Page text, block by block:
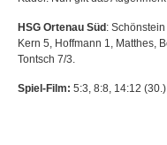
HSG Ortenau Süd :
Kern 5, Hoffmann 1, Matthes,
Tontsch 7/3.
Spiel-Film: 5:3, 8:8, 14:12